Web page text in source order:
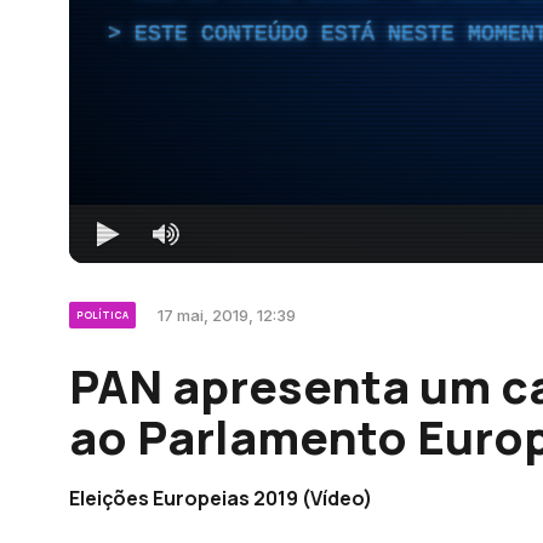
ESTE CONTEÚDO ESTÁ NESTE
POLÍTICA 17 mai, 2019, 12:39
PAN apresenta um
ao Parlamento
Eleições Europeias 2019 (Vídeo)